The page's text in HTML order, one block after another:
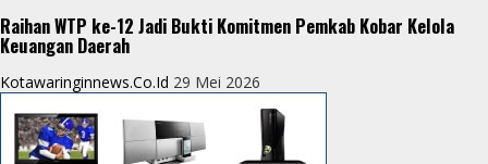
Raihan WTP ke-12 Jadi Bukti Komitmen Pemkab Kobar Kelola
Keuangan Daerah
Kotawaringinnews.co.id 29 Mei 2026